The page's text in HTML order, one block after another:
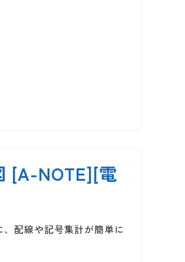
[A-NOTE][電
配線や記号集計が簡単に